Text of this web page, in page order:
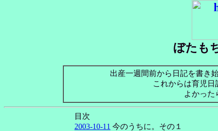
ぼたも
出産一週間前から日記を書き
これからは育児
よかった
目次
2003-10-11 今のうちに。その１